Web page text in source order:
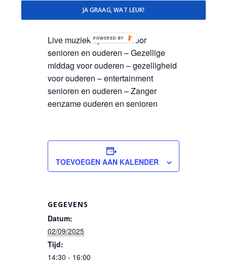
psychiatrische beperking,
lichamelijke beperking.
Live muziek optredens voor
senioren en ouderen – Gezellige
middag voor ouderen – gezelligheid
voor ouderen – entertainment
senioren en ouderen – Zanger
eenzame ouderen en senioren
TOEVOEGEN AAN KALENDER
GEGEVENS
Datum:
02/09/2025
Tijd:
14:30 - 16:00
JA GRAAG, WAT LEUK!
POWERED BY